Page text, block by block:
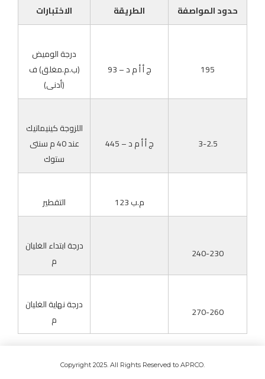
حدود المواصفة الطريقة الاختبارات
195 ج أ أ م د – 93
درجة الوميض
(ب.م.مغلق) ف
(أدنى)
3-2.5 ج أ أ م د – 445
اللزوجة كينيماتيك
عند 40 م سنتى
ستوك
م.ب 123 التقطير
240-230
درجة ابتداء الغليان
م
270-260
درجة نهاية الغليان
م